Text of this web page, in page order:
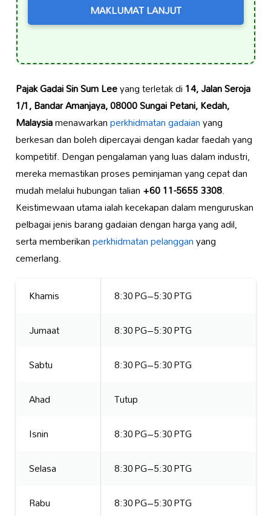
MAKLUMAT LANJUT
Pajak Gadai Sin Sum Leeyang terletak di14, Jalan Seroja
1/1, Bandar Amanjaya, 08000 Sungai Petani, Kedah,
Malaysiamenawarkanperkhidmatan gadaianyang
berkesan dan boleh dipercayai dengan kadar faedah yang
kompetitif. Dengan pengalaman yang luas dalam industri,
mereka memastikan proses peminjaman yang cepat dan
mudah melalui hubungan talian+60 11-5655 3308.
Keistimewaan utama ialah kecekapan dalam menguruskan
pelbagai jenis barang gadaian dengan harga yang adil,
serta memberikanperkhidmatan pelangganyang
cemerlang.
Khamis
8:30 PG–5:30 PTG
Jumaat
8:30 PG–5:30 PTG
Sabtu
8:30 PG–5:30 PTG
Ahad
Tutup
Isnin
8:30 PG–5:30 PTG
Selasa
8:30 PG–5:30 PTG
Rabu
8:30 PG–5:30 PTG